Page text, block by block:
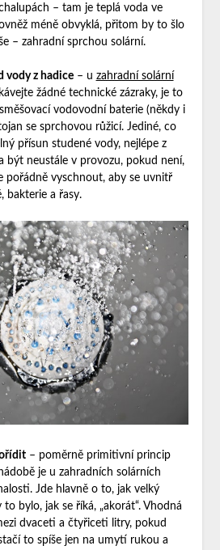
– tam je teplá voda ve
méně obvyklá, přitom by to šlo
– zahradní sprchou solární.
vody z hadice– u zahradní solární
žádné technické zázraky, je to
vodovodní baterie (někdy i
se sprchovou růžicí. Jediné, co
přísun studené vody, nejlépe z
být neustále v provozu, pokud není,
pořádně vyschnout, aby se uvnitř
bakterie a řasy.
– poměrně primitivní princip
je u zahradních solárních
Jde hlavně o to, jak velký
bylo, jak se říká, „akorát“. Vhodná
dvaceti a čtyřiceti litry, pokud
to spíše jen na umytí rukou a